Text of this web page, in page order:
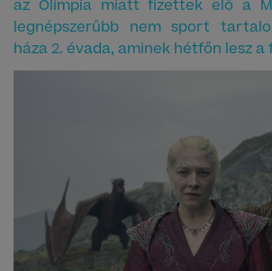
az Olimpia miatt fizettek elő a
legnépszerűbb nem sport
háza 2. évada, aminek hétfőn lesz a